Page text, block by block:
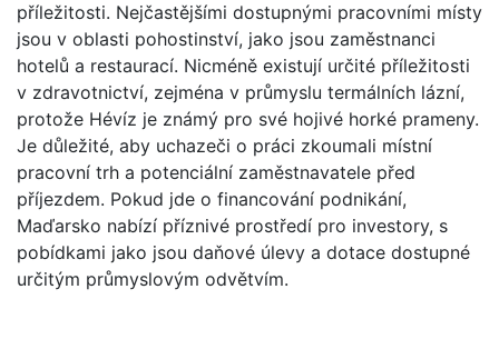
příležitosti. Nejčastějšími dostupnými pracovními místy
jsou v oblasti pohostinství, jako jsou zaměstnanci
hotelů a restaurací. Nicméně existují určité příležitosti
v zdravotnictví, zejména v průmyslu termálních lázní,
protože Hévíz je známý pro své hojivé horké prameny.
Je důležité, aby uchazeči o práci zkoumali místní
pracovní trh a potenciální zaměstnavatele před
příjezdem. Pokud jde o financování podnikání,
Maďarsko nabízí příznivé prostředí pro investory, s
pobídkami jako jsou daňové úlevy a dotace dostupné
určitým průmyslovým odvětvím.